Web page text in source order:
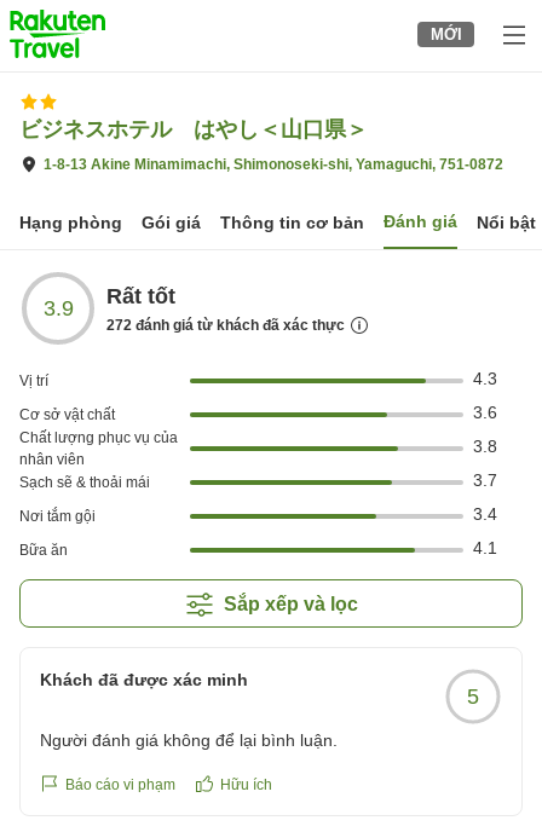
to
top
page
MỚI
ビジネスホテル はやし＜山口県＞
1-8-13 Akine Minamimachi, Shimonoseki-shi, Yamaguchi, 751-0872
Hạng phòng Gói giá Thông tin cơ bản Đánh giá Nổi bật
3.9 Rất tốt
272 đánh giá từ khách đã xác thực
Vị trí 4.3
Cơ sở vật chất 3.6
Chất lượng phục vụ của
nhân viên
3.8
Sạch sẽ & thoải mái 3.7
Nơi tắm gội 3.4
Bữa ăn 4.1
Sắp xếp và lọc
Khách đã được xác minh
5
Người đánh giá không để lại bình luận.
Báo cáo vi phạm Hữu ích